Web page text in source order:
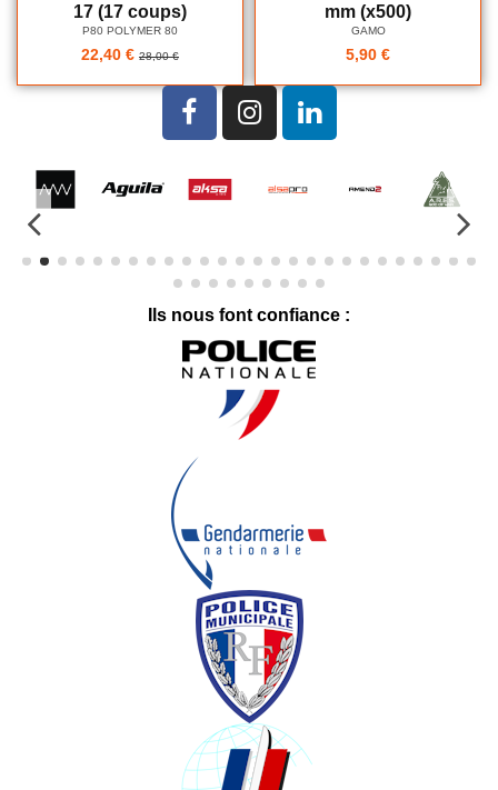
17 (17 coups)
P80 POLYMER 80
22,40 € 28,00 €
mm (x500)
GAMO
5,90 €
Ils nous font confiance :